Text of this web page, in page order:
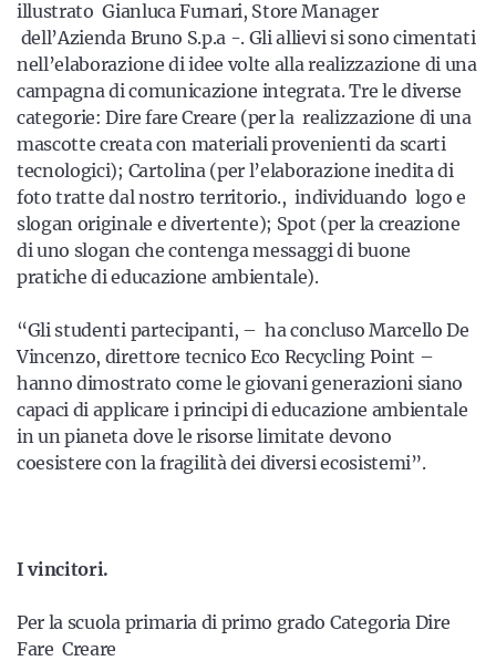
illustrato Gianluca Furnari, Store Manager
dell’Azienda Bruno S.p.a -. Gli allievi si sono cimentati
nell’elaborazione di idee volte alla realizzazione di una
campagna di comunicazione integrata. Tre le diverse
categorie: Dire fare Creare (per la realizzazione di una
mascotte creata con materiali provenienti da scarti
tecnologici); Cartolina (per l’elaborazione inedita di
foto tratte dal nostro territorio., individuando logo e
slogan originale e divertente); Spot (per la creazione
di uno slogan che contenga messaggi di buone
pratiche di educazione ambientale).
“Gli studenti partecipanti, – ha concluso Marcello De
Vincenzo, direttore tecnico Eco Recycling Point –
hanno dimostrato come le giovani generazioni siano
capaci di applicare i principi di educazione ambientale
in un pianeta dove le risorse limitate devono
coesistere con la fragilità dei diversi ecosistemi”.
I vincitori.
Per la scuola primaria di primo grado Categoria Dire
Fare Creare